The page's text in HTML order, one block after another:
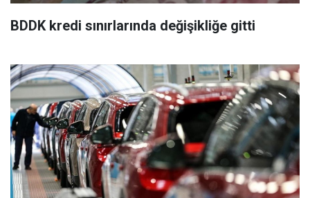
BDDK kredi sınırlarında değişikliğe gitti